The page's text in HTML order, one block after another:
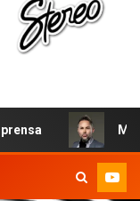
MARCOS